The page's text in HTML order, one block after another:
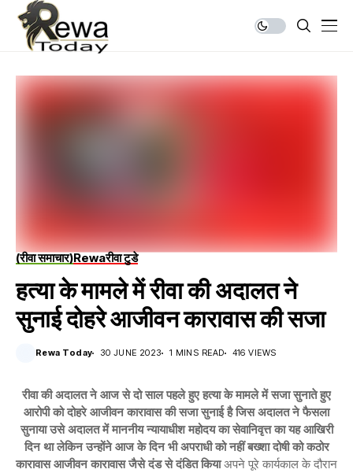
(रीवा समाचार)Rewaरीवा टुडे
हत्या के मामले में रीवा की अदालत ने
सुनाई दोहरे आजीवन कारावास की सजा
Rewa Today 30 JUNE 2023 1 MINS READ 416 VIEWS
रीवा की अदालत ने आज से दो साल पहले हुए हत्या के मामले में सजा सुनाते हुए
आरोपी को दोहरे आजीवन कारावास की सजा सुनाई है जिस अदालत ने फैसला
सुनाया उसे अदालत में माननीय न्यायाधीश महोदय का सेवानिवृत्त का यह आखिरी
दिन था लेकिन उन्होंने आज के दिन भी अपराधी को नहीं बख्शा दोषी को कठोर
कारावास आजीवन कारावास जैसे दंड से दंडित कियाअपने पूरे कार्यकाल के दौरान